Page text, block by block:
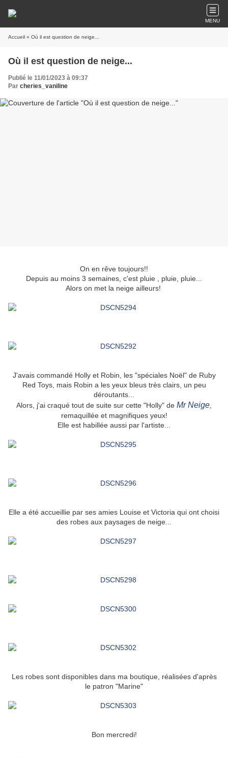
MENU
Accueil » Où il est question de neige...
Où il est question de neige...
Publié le 11/01/2023 à 09:37
Par cheries_vaniline
On en rêve toujours!!
Depuis au moins 3 semaines, c'est pluie , pluie, pluie...
Alors on met la neige ailleurs!
J'avais commandé Holly et Robin, les "spéciales Noël" de Ruby
Red Toys, mais Robin a les yeux bleus très clairs, un peu
déroutants...
Alors, j'ai craqué tout de suite sur cette "Holly" de Mr Neige
remaquillée et magnifiques yeux!
Elle est habillée aussi par l'artiste...
Elle a été accueillie par ses amies Louise et Victoria qui ont choisi
des robes aux paysages de neige...
Les robes sont disponibles dans ma boutique, réalisées d'après
le patron "Marine"
Bon mercredi!